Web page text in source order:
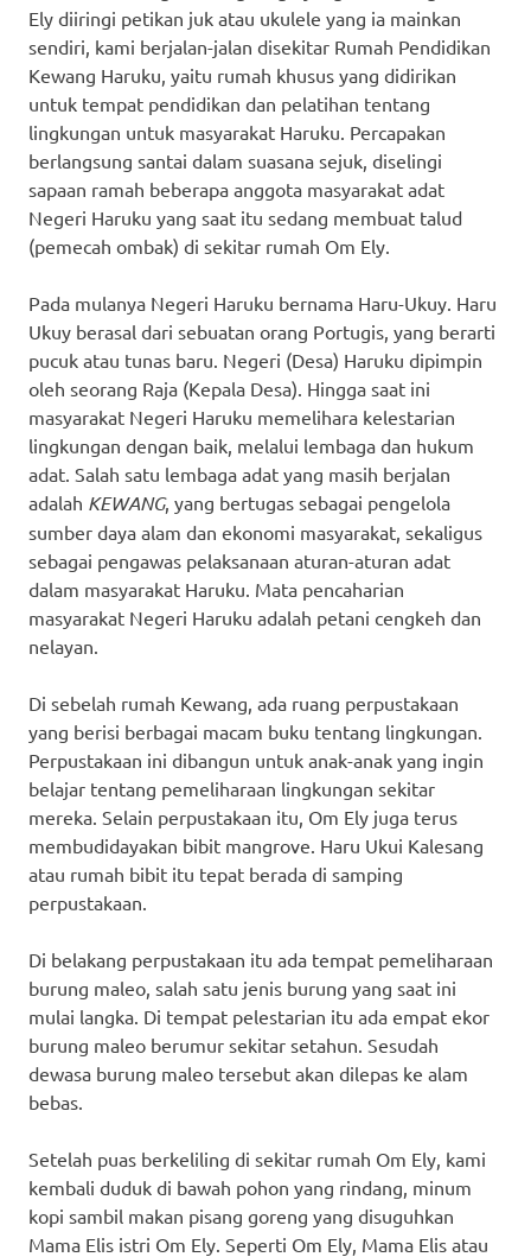
Ely diiringi petikan juk atau ukulele yang ia mainkan
sendiri, kami berjalan-jalan disekitar Rumah Pendidikan
Kewang Haruku, yaitu rumah khusus yang didirikan
untuk tempat pendidikan dan pelatihan tentang
lingkungan untuk masyarakat Haruku. Percapakan
berlangsung santai dalam suasana sejuk, diselingi
sapaan ramah beberapa anggota masyarakat adat
Negeri Haruku yang saat itu sedang membuat talud
(pemecah ombak) di sekitar rumah Om Ely.
Pada mulanya Negeri Haruku bernama Haru-Ukuy. Haru
Ukuy berasal dari sebuatan orang Portugis, yang berarti
pucuk atau tunas baru. Negeri (Desa) Haruku dipimpin
oleh seorang Raja (Kepala Desa). Hingga saat ini
masyarakat Negeri Haruku memelihara kelestarian
lingkungan dengan baik, melalui lembaga dan hukum
adat. Salah satu lembaga adat yang masih berjalan
adalah KEWANG, yang bertugas sebagai pengelola
sumber daya alam dan ekonomi masyarakat, sekaligus
sebagai pengawas pelaksanaan aturan-aturan adat
dalam masyarakat Haruku. Mata pencaharian
masyarakat Negeri Haruku adalah petani cengkeh dan
nelayan.
Di sebelah rumah Kewang, ada ruang perpustakaan
yang berisi berbagai macam buku tentang lingkungan.
Perpustakaan ini dibangun untuk anak-anak yang ingin
belajar tentang pemeliharaan lingkungan sekitar
mereka. Selain perpustakaan itu, Om Ely juga terus
membudidayakan bibit mangrove. Haru Ukui Kalesang
atau rumah bibit itu tepat berada di samping
perpustakaan.
Di belakang perpustakaan itu ada tempat pemeliharaan
burung maleo, salah satu jenis burung yang saat ini
mulai langka. Di tempat pelestarian itu ada empat ekor
burung maleo berumur sekitar setahun. Sesudah
dewasa burung maleo tersebut akan dilepas ke alam
bebas.
Setelah puas berkeliling di sekitar rumah Om Ely, kami
kembali duduk di bawah pohon yang rindang, minum
kopi sambil makan pisang goreng yang disuguhkan
Mama Elis istri Om Ely. Seperti Om Ely, Mama Elis atau